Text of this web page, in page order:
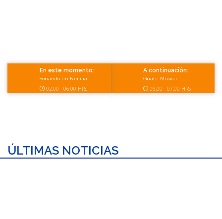
En este momento:
Soñando en Familia
02:00 - 06:00 HRS
A continuación:
Guate Música
06:00 - 07:00 HRS
ÚLTIMAS NOTICIAS